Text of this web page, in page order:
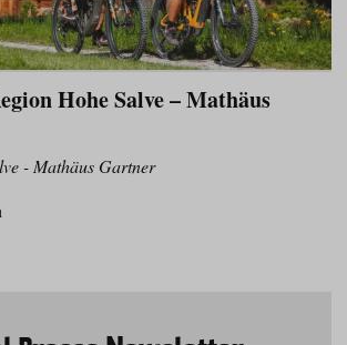
Hohe Salve – Mathäus
- Mathäus Gartner